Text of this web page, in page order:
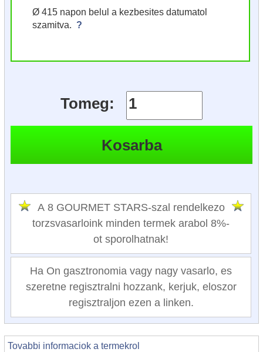
Ø 415 napon belul a kezbesites datumatol
szamitva. ?
Tomeg:
A 8 GOURMET STARS-szal rendelkezo
torzsvasarloink minden termek arabol 8%-
ot sporolhatnak!
Ha On gasztronomia vagy nagy vasarlo, es
szeretne regisztralni hozzank, kerjuk, eloszor
regisztraljon ezen a linken.
Tovabbi informaciok a termekrol